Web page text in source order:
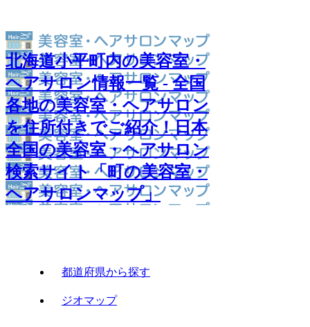
北海道小平町内の美容室・
ヘアサロン情報一覧 - 全国
各地の美容室・ヘアサロン
を住所付きでご紹介！日本
全国の美容室・ヘアサロン
検索サイト「町の美容室・
ヘアサロンマップ」
都道府県から探す
ジオマップ